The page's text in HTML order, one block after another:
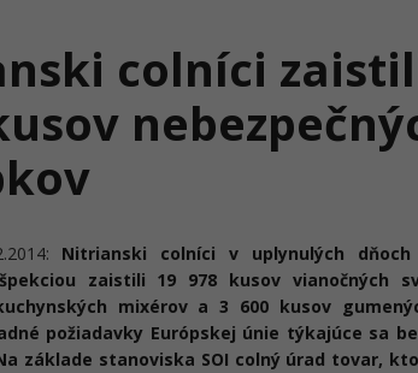
colníci
Nitrianski colníci v uplynulých
zaistili 19 978 kusov vianočných
mixérov a 3 600 kusov
požiadavky Európskej únie týkajúce sa
základe stanoviska SOI colný úrad tovar,